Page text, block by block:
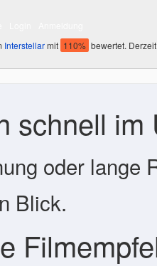
Interstellarmit 110% bewertet.
schnell im
oder lange
Blick.